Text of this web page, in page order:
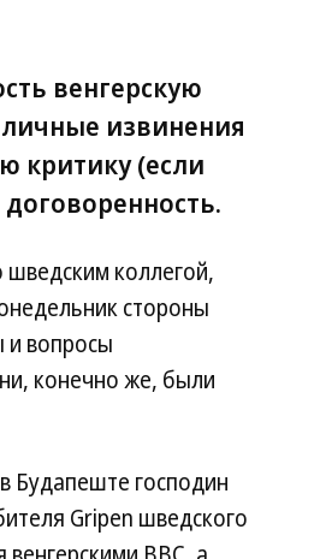
венгерскую
извинения
критику (если
шведским коллегой,
стороны
вопросы
конечно же, были
Будапеште господин
Gripen шведского